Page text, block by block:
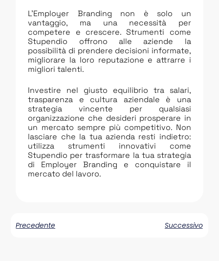
L’Employer Branding non è solo un
vantaggio, ma una necessità per
competere e crescere. Strumenti come
Stupendio offrono alle aziende la
possibilità di prendere decisioni informate,
migliorare la loro reputazione e attrarre i
migliori talenti.
Investire nel giusto equilibrio tra salari,
trasparenza e cultura aziendale è una
strategia vincente per qualsiasi
organizzazione che desideri prosperare in
un mercato sempre più competitivo. Non
lasciare che la tua azienda resti indietro:
utilizza strumenti innovativi come
Stupendio per trasformare la tua strategia
di Employer Branding e conquistare il
mercato del lavoro.
Precedente Successivo